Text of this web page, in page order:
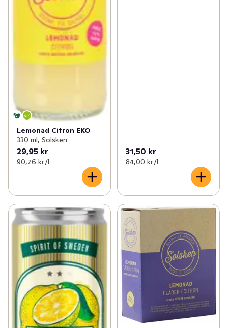
Lemonad Citron EKO
330 ml, Solsken
29,95 kr
90,76 kr /l
31,50 kr
84,00 kr /l